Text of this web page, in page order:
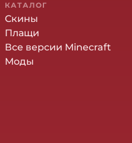
КАТАЛОГ
Скины
Плащи
Все версии Minecraft
Моды